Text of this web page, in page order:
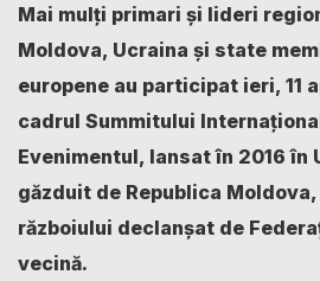
Mai mulți primari și lideri
Moldova, Ucraina și state
europene au participat ieri, 11
cadrul Summitului
Evenimentul, lansat în 2016 în
găzduit de Republica
războiului declanșat de
vecină.